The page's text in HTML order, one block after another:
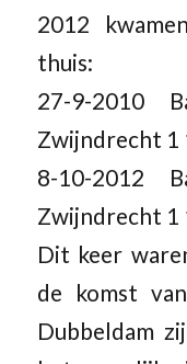
2012
thuis:
27-9-2010
Zwijndrecht 1
8-10-2012
Zwijndrecht 1
Dit keer
de komst
Dubbeldam